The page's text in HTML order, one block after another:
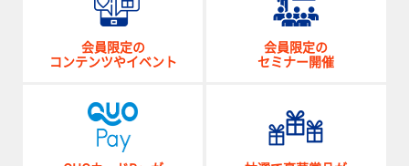
会員限定の
コンテンツやイベント
会員限定の
セミナー開催